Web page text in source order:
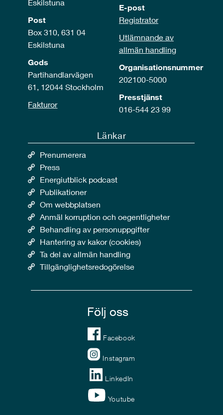
Eskilstuna
Post
Box 310, 631 04
Eskilstuna
Gods
Partihandlarvägen
61, 12044 Stockholm
Fakturor
E-post
Registrator
Utlämnande av
allmän handling
Organisationsnummer
202100-5000
Presstjänst
016-544 23 99
Länkar
Prenumerera
Press
Energiutblick podcast
Publikationer
Om webbplatsen
Anmäl korruption och oegentligheter
Behandling av personuppgifter
Hantering av kakor (cookies)
Ta del av allmän handling
Tillgänglighetsredogörelse
Följ oss
Facebook
Instagram
LinkedIn
Youtube